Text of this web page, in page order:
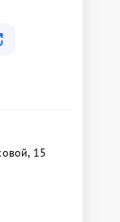
15